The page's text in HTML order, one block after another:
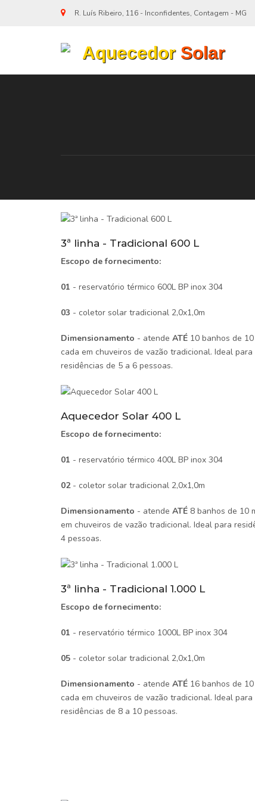
R. Luís Ribeiro, 116 - Inconfidentes, Contagem - MG
Aquecedor Solar
3ª linha - Tradicional 600 L
Escopo de fornecimento:
01 - reservatório térmico 600L BP inox 304
03 - coletor solar tradicional 2,0x1,0m
Dimensionamento - atende ATÉ 10 banhos de
cada em chuveiros de vazão tradicional. Ideal para
residências de 5 a 6 pessoas.
Aquecedor Solar 400 L
Escopo de fornecimento:
01 - reservatório térmico 400L BP inox 304
02- coletor solar tradicional 2,0x1,0m
Dimensionamento - atende ATÉ 8 banhos de 10
em chuveiros de vazão tradicional. Ideal para
4 pessoas.
3ª linha - Tradicional 1.000 L
Escopo de fornecimento:
01 - reservatório térmico 1000L BP inox 304
05 - coletor solar tradicional 2,0x1,0m
Dimensionamento - atende ATÉ 16 banhos de
cada em chuveiros de vazão tradicional. Ideal para
residências de 8 a 10 pessoas.